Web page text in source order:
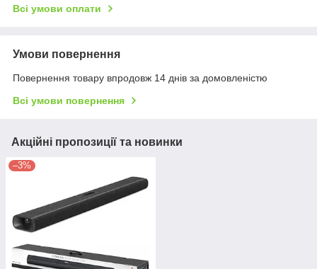
Всі умови оплати
Умови повернення
Повернення товару впродовж 14 днів за домовленістю
Всі умови повернення
Акційні пропозиції та новинки
–3%